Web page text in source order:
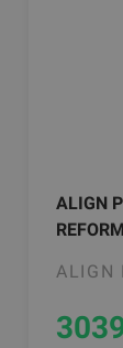
ALIGN
ALIGN